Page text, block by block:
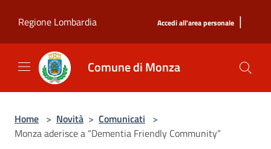
Regione Lombardia
Accedi all'area personale |
Comune di Monza
Home > Novità > Comunicati >
Monza aderisce a “Dementia Friendly Community”